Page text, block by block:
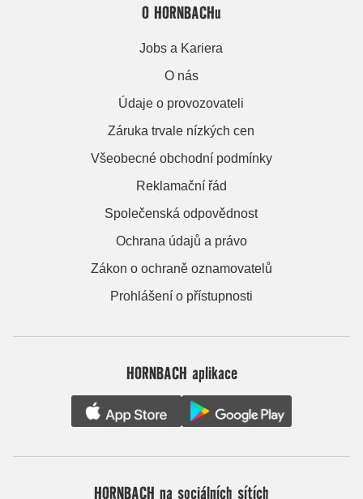
O HORNBACHu
Jobs a Kariera
O nás
Údaje o provozovateli
Záruka trvale nízkých cen
Všeobecné obchodní podmínky
Reklamační řád
Společenská odpovědnost
Ochrana údajů a právo
Zákon o ochraně oznamovatelů
Prohlášení o přístupnosti
HORNBACH aplikace
HORNBACH na sociálních sítích